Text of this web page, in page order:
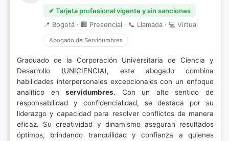
✔ Tarjeta profesional vigente y sin sanciones
📍 Bogotá · 🏢 Presencial · 📞 Llamada · 💻 Virtual
Abogado de Servidumbres
Graduado de la Corporación Universitaria de Ciencia y
Desarrollo (UNICIENCIA), este abogado combina
habilidades interpersonales excepcionales con un enfoque
analítico enservidumbres. Con un alto sentido de
responsabilidad y confidencialidad, se destaca por su
liderazgo y capacidad para resolver conflictos de manera
eficaz. Su creatividad y dinamismo aseguran resultados
óptimos, brindando tranquilidad y confianza a quienes